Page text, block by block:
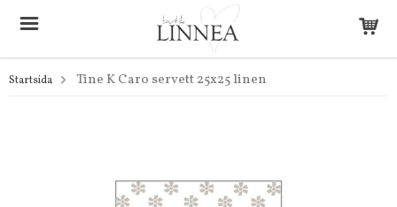
Startsida Tine K Caro servett 25x25 linen